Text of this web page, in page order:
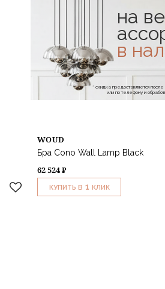
WOUD
Бра Cono Wall Lamp Black
62 524 ₽
КУПИТЬ В 1 КЛИК
на
в
* скидка предоставляется
или по телефону и